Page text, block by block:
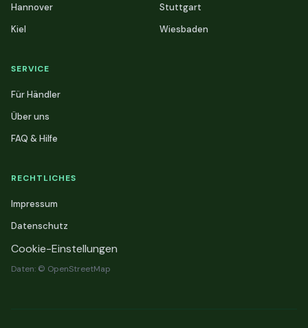
Hannover
Kiel
Stuttgart
Wiesbaden
SERVICE
Für Händler
Über uns
FAQ & Hilfe
RECHTLICHES
Impressum
Datenschutz
Cookie-Einstellungen
Daten: © OpenStreetMap